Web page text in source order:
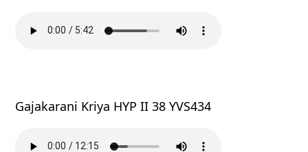
Gajakarani Kriya HYP II 38 YVS434